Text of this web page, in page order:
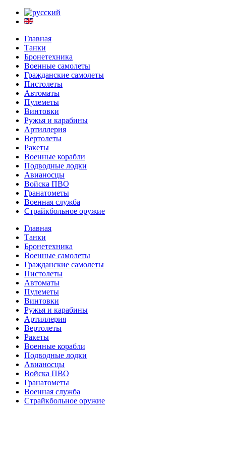
Главная
Танки
Бронетехника
Военные самолеты
Гражданские самолеты
Пистолеты
Автоматы
Пулеметы
Винтовки
Ружья и карабины
Артиллерия
Вертолеты
Ракеты
Военные корабли
Подводные лодки
Авианосцы
Войска ПВО
Гранатометы
Военная служба
Страйкбольное оружие
Главная
Танки
Бронетехника
Военные самолеты
Гражданские самолеты
Пистолеты
Автоматы
Пулеметы
Винтовки
Ружья и карабины
Артиллерия
Вертолеты
Ракеты
Военные корабли
Подводные лодки
Авианосцы
Войска ПВО
Гранатометы
Военная служба
Страйкбольное оружие